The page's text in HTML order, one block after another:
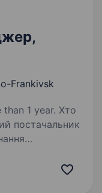
Frankivsk
1 year. Хто
постачальник